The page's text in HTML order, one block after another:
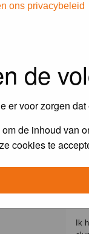
ons privacybeleid
de
er voor zorgen
de inhoud van
cookies te
Ik